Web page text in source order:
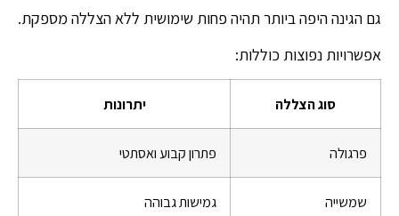
גם הגינה היפה ביותר תהיה פחות שימושית ללא הצללה מספקת.
אפשרויות נפוצות כוללות:
סוג הצללה יתרונות
פרגולה פתרון קבוע ואסתטי
שמשייה גמישות גבוהה